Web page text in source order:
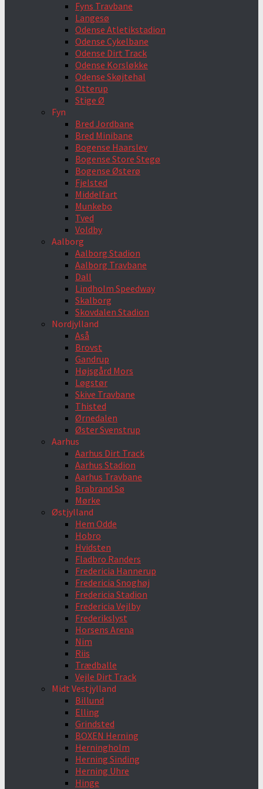
Fyns Travbane
Langesø
Odense Atletikstadion
Odense Cykelbane
Odense Dirt Track
Odense Korsløkke
Odense Skøjtehal
Otterup
Stige Ø
Fyn
Bred Jordbane
Bred Minibane
Bogense Haarslev
Bogense Store Stegø
Bogense Østerø
Fjelsted
Middelfart
Munkebo
Tved
Voldby
Aalborg
Aalborg Stadion
Aalborg Travbane
Dall
Lindholm Speedway
Skalborg
Skovdalen Stadion
Nordjylland
Aså
Brovst
Gandrup
Højsgård Mors
Løgstør
Skive Travbane
Thisted
Ørnedalen
Øster Svenstrup
Aarhus
Aarhus Dirt Track
Aarhus Stadion
Aarhus Travbane
Brabrand Sø
Mørke
Østjylland
Hem Odde
Hobro
Hvidsten
Fladbro Randers
Fredericia Hannerup
Fredericia Snoghøj
Fredericia Stadion
Fredericia Vejlby
Frederikslyst
Horsens Arena
Nim
Riis
Trædballe
Vejle Dirt Track
Midt Vestjylland
Billund
Elling
Grindsted
BOXEN Herning
Herningholm
Herning Sinding
Herning Uhre
Hinge